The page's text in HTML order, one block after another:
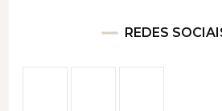
REDES